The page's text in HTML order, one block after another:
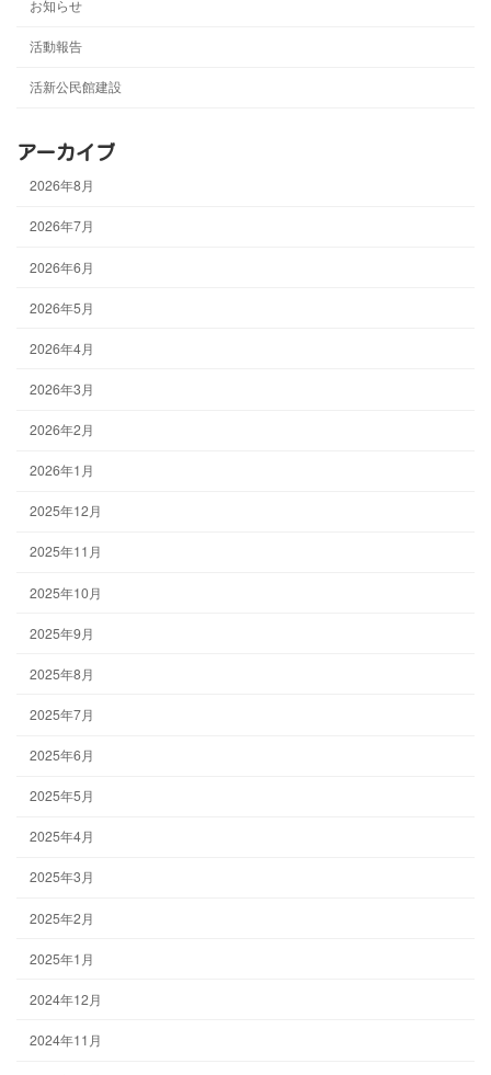
お知らせ
活動報告
活新公民館建設
アーカイブ
2026年8月
2026年7月
2026年6月
2026年5月
2026年4月
2026年3月
2026年2月
2026年1月
2025年12月
2025年11月
2025年10月
2025年9月
2025年8月
2025年7月
2025年6月
2025年5月
2025年4月
2025年3月
2025年2月
2025年1月
2024年12月
2024年11月